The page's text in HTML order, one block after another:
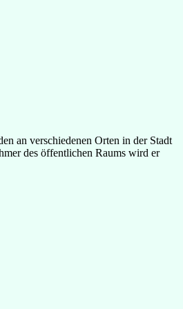
an verschiedenen Orten in der Stadt
des öffentlichen Raums wird er